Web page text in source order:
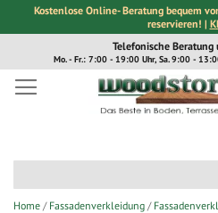
Kostenlose Online- Beratung bequem
reservieren! |
Inhalt
Telefonische
Mo. - Fr.: 7:00 - 19:00 Uhr, Sa. 9:00 -
Home Fassadenverkleidung